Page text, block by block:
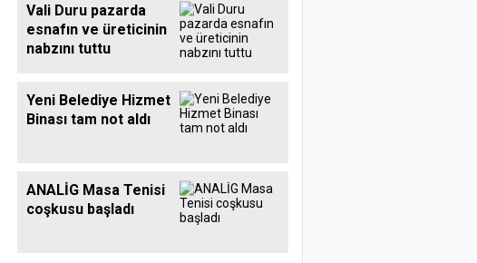
Vali Duru pazarda
esnafın ve üreticinin
nabzını tuttu
Yeni Belediye Hizmet
Binası tam not aldı
ANALİG Masa Tenisi
coşkusu başladı